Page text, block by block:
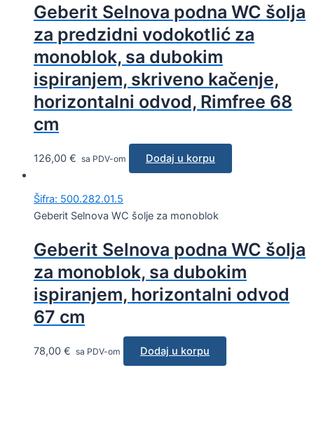
Geberit Selnova podna WC šolja
za predzidni vodokotlić za
monoblok, sa dubokim
ispiranjem, skriveno kačenje,
horizontalni odvod, Rimfree 68
cm
126,00 € sa PDV-om Dodaj u korpu
Šifra: 500.282.01.5
Geberit Selnova WC šolje za monoblok
Geberit Selnova podna WC šolja
za monoblok, sa dubokim
ispiranjem, horizontalni odvod
67 cm
78,00 € sa PDV-om Dodaj u korpu